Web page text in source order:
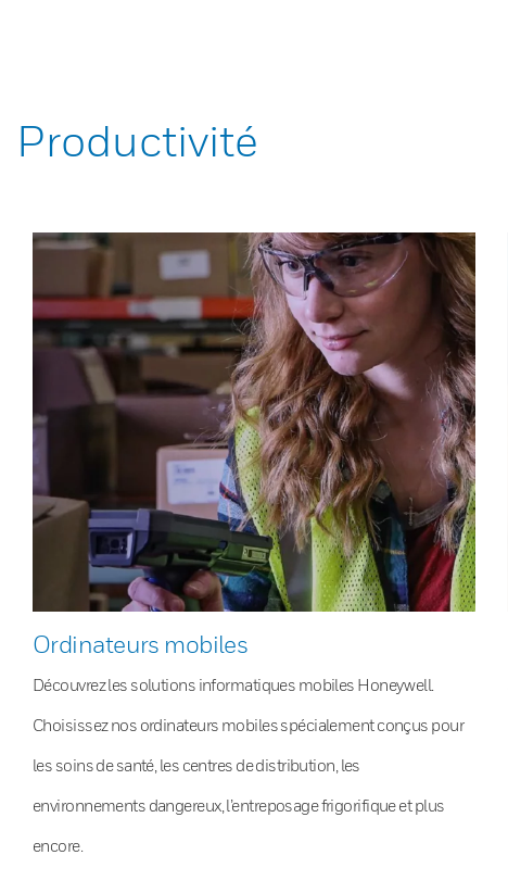
Productivité
Ordinateurs mobiles
Découvrez les solutions informatiques mobiles Honeywell.
Choisissez nos ordinateurs mobiles spécialement conçus pour
les soins de santé, les centres de distribution, les
environnements dangereux, l’entreposage frigorifique et plus
encore.